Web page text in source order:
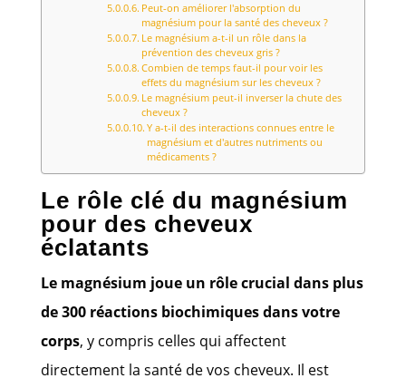
Peut-on améliorer l'absorption du
magnésium pour la santé des cheveux ?
Le magnésium a-t-il un rôle dans la
prévention des cheveux gris ?
Combien de temps faut-il pour voir les
effets du magnésium sur les cheveux ?
Le magnésium peut-il inverser la chute des
cheveux ?
Y a-t-il des interactions connues entre le
magnésium et d'autres nutriments ou
médicaments ?
Le rôle clé du magnésium
pour des cheveux
éclatants
Le magnésium joue un rôle crucial dans plus
de 300 réactions biochimiques dans votre
corps, y compris celles qui affectent
directement la santé de vos cheveux. Il est